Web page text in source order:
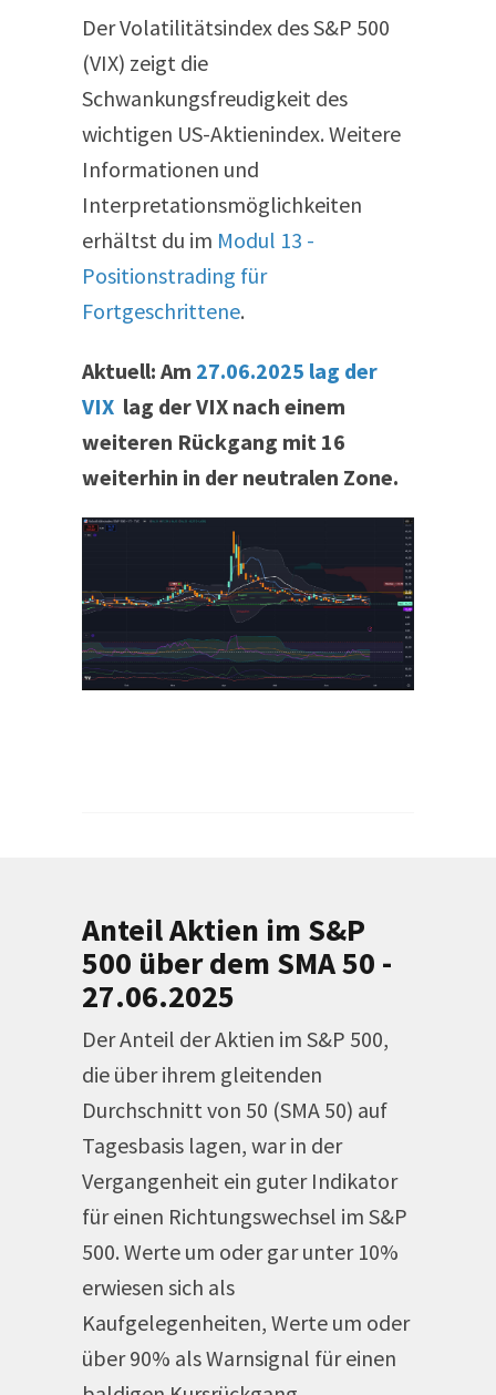
Der Volatilitätsindex des S&P 500
(VIX) zeigt die
Schwankungsfreudigkeit des
wichtigen US-Aktienindex. Weitere
Informationen und
Interpretationsmöglichkeiten
erhältst du im Modul 13 -
Positionstrading für
Fortgeschrittene.
Aktuell: Am 27.06.2025 lag der
VIX lag der VIX nach einem
weiteren Rückgang mit 16
weiterhin in der neutralen Zone.
Anteil Aktien im S&P
500 über dem SMA 50 -
27.06.2025
Der Anteil der Aktien im S&P 500,
die über ihrem gleitenden
Durchschnitt von 50 (SMA 50) auf
Tagesbasis lagen, war in der
Vergangenheit ein guter Indikator
für einen Richtungswechsel im S&P
500. Werte um oder gar unter 10%
erwiesen sich als
Kaufgelegenheiten, Werte um oder
über 90% als Warnsignal für einen